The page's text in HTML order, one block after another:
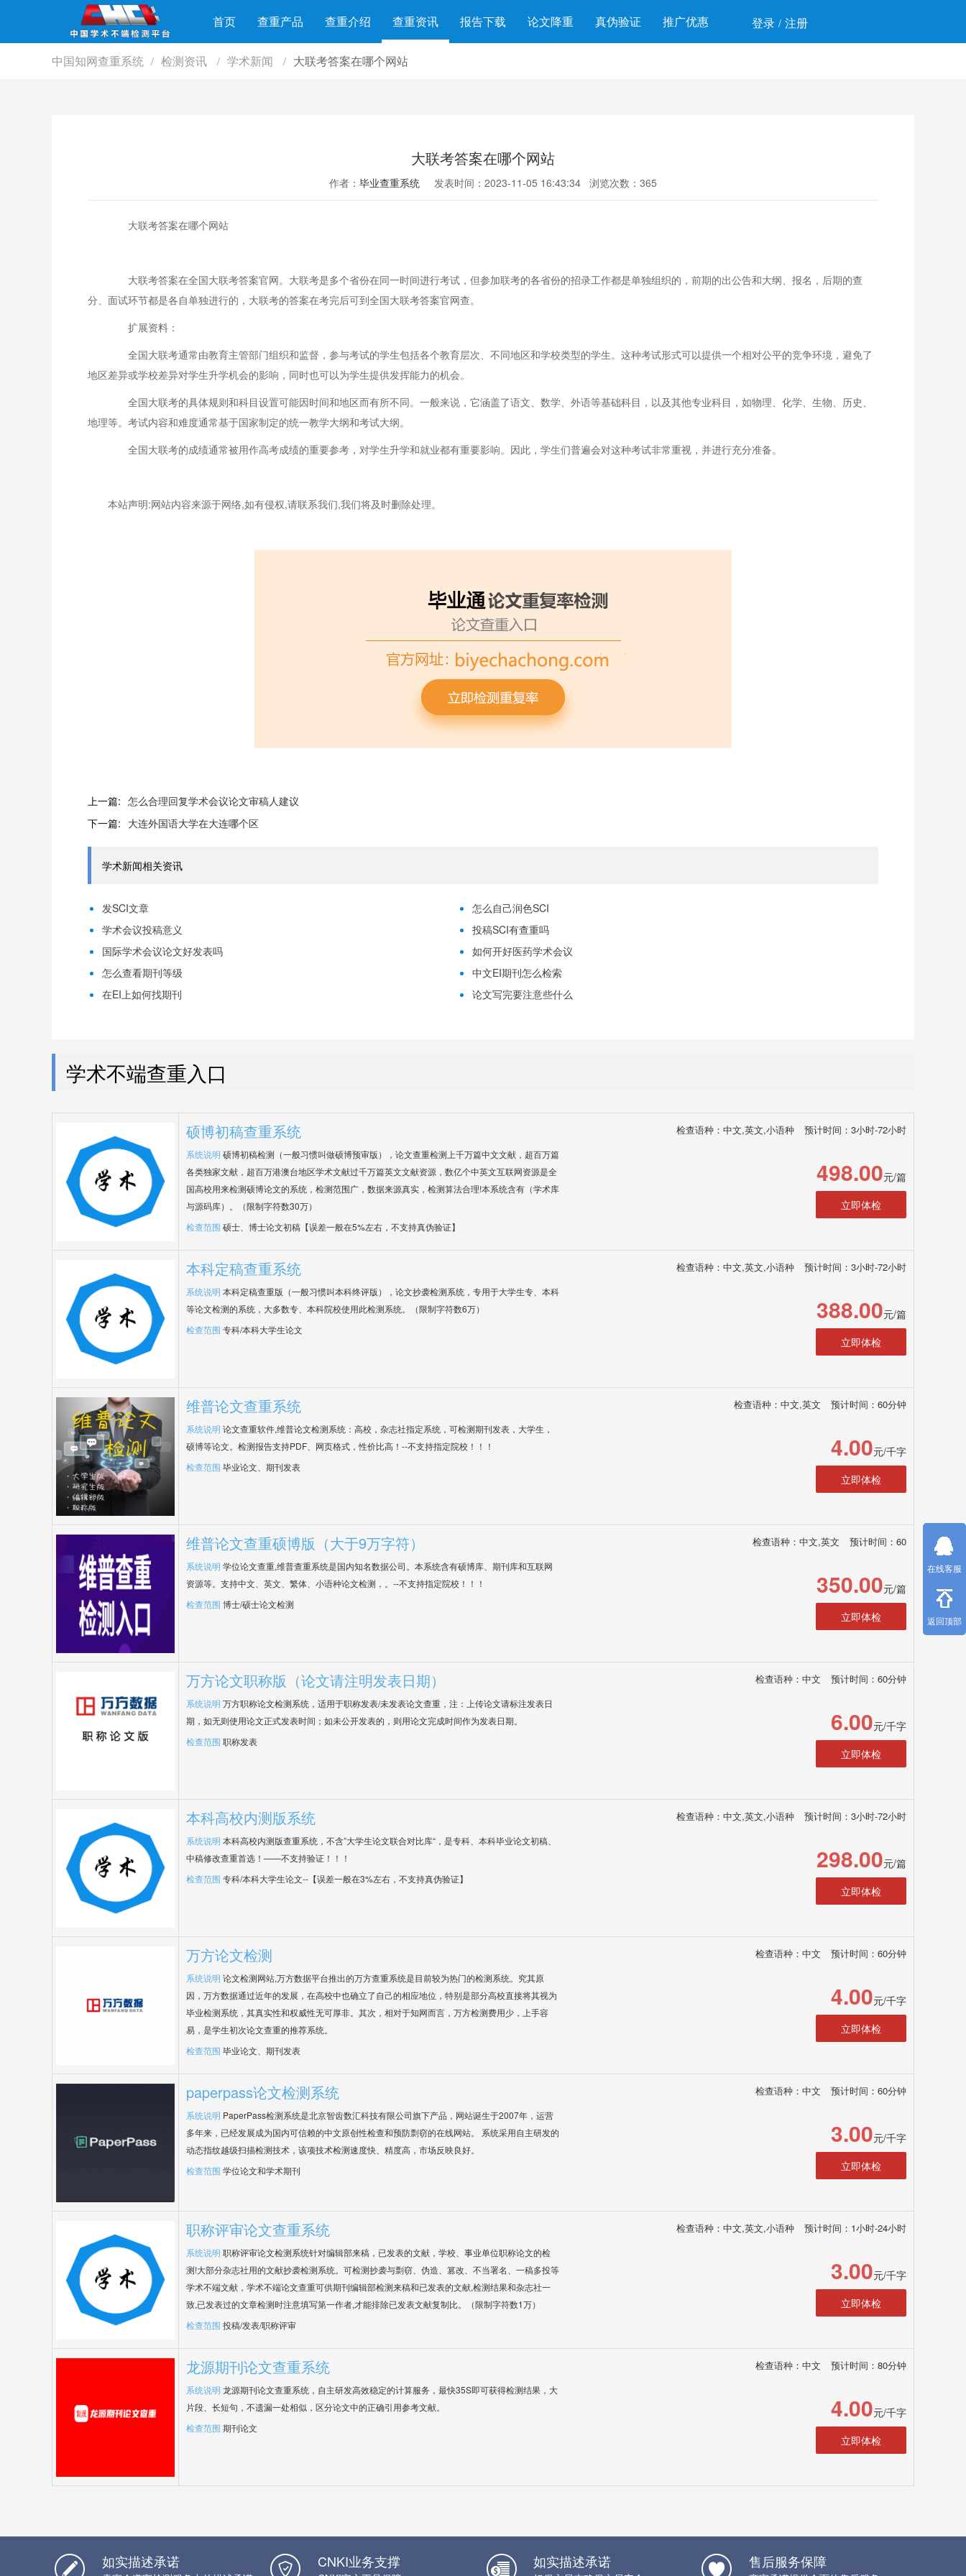
首页 查重产品 查重介绍 查重资讯 报告下载 论文降重 真伪验证 推广优惠 登录 / 注册
中国知网查重系统 / 检测资讯 / 学术新闻 / 大联考答案在哪个网站
大联考答案在哪个网站
作者： 毕业查重系统 发表时间：2023-11-05 16:43:34 浏览次数：365
大联考答案在哪个网站
大联考答案在全国大联考答案官网。大联考是多个省份在同一时间进行考试，但参加联考的各省份的招录工作都是单独组织的，前期的出公告和大纲、报名，后期的查
分、面试环节都是各自单独进行的，大联考的答案在考完后可到全国大联考答案官网查。
扩展资料：
全国大联考通常由教育主管部门组织和监督，参与考试的学生包括各个教育层次、不同地区和学校类型的学生。这种考试形式可以提供一个相对公平的竞争环境，避免了
地区差异或学校差异对学生升学机会的影响，同时也可以为学生提供发挥能力的机会。
全国大联考的具体规则和科目设置可能因时间和地区而有所不同。一般来说，它涵盖了语文、数学、外语等基础科目，以及其他专业科目，如物理、化学、生物、历史、
地理等。考试内容和难度通常基于国家制定的统一教学大纲和考试大纲。
全国大联考的成绩通常被用作高考成绩的重要参考，对学生升学和就业都有重要影响。因此，学生们普遍会对这种考试非常重视，并进行充分准备。
本站声明:网站内容来源于网络,如有侵权,请联系我们,我们将及时删除处理。
上一篇: 怎么合理回复学术会议论文审稿人建议
下一篇: 大连外国语大学在大连哪个区
学术新闻相关资讯
发SCI文章
怎么自己润色SCI
学术会议投稿意义
投稿SCI有查重吗
国际学术会议论文好发表吗
如何开好医药学术会议
怎么查看期刊等级
中文EI期刊怎么检索
在EI上如何找期刊
论文写完要注意些什么
学术不端查重入口
硕博初稿查重系统 检查语种：中文,英文,小语种 预计时间：3小时-72小时
系统说明 硕博初稿检测（一般习惯叫做硕博预审版），论文查重检测上千万篇中文文献，超百万篇
各类独家文献，超百万港澳台地区学术文献过千万篇英文文献资源，数亿个中英文互联网资源是全
国高校用来检测硕博论文的系统，检测范围广，数据来源真实，检测算法合理!本系统含有（学术库
与源码库）。（限制字符数30万）
检查范围 硕士、博士论文初稿【误差一般在5%左右，不支持真伪验证】
498.00元/篇
立即体检
本科定稿查重系统 检查语种：中文,英文,小语种 预计时间：3小时-72小时
系统说明 本科定稿查重版（一般习惯叫本科终评版），论文抄袭检测系统，专用于大学生专、本科
等论文检测的系统，大多数专、本科院校使用此检测系统。（限制字符数6万）
检查范围 专科/本科大学生论文
388.00元/篇
立即体检
维普论文查重系统 检查语种：中文,英文 预计时间：60分钟
系统说明 论文查重软件,维普论文检测系统：高校，杂志社指定系统，可检测期刊发表，大学生，
硕博等论文。检测报告支持PDF、网页格式，性价比高！--不支持指定院校！！！
检查范围 毕业论文、期刊发表
4.00元/千字
立即体检
维普论文查重硕博版（大于9万字符） 检查语种：中文,英文 预计时间：60
系统说明 学位论文查重,维普查重系统是国内知名数据公司。本系统含有硕博库、期刊库和互联网
资源等。支持中文、英文、繁体、小语种论文检测，。--不支持指定院校！！！
检查范围 博士/硕士论文检测
350.00元/篇
立即体检
万方论文职称版（论文请注明发表日期） 检查语种：中文 预计时间：60分钟
系统说明 万方职称论文检测系统，适用于职称发表/未发表论文查重，注：上传论文请标注发表日
期，如无则使用论文正式发表时间；如未公开发表的，则用论文完成时间作为发表日期。
检查范围 职称发表
6.00元/千字
立即体检
本科高校内测版系统 检查语种：中文,英文,小语种 预计时间：3小时-72小时
系统说明 本科高校内测版查重系统，不含”大学生论文联合对比库“，是专科、本科毕业论文初稿、
中稿修改查重首选！——不支持验证！！！
检查范围 专科/本科大学生论文--【误差一般在3%左右，不支持真伪验证】
298.00元/篇
立即体检
万方论文检测 检查语种：中文 预计时间：60分钟
系统说明 论文检测网站,万方数据平台推出的万方查重系统是目前较为热门的检测系统。究其原
因，万方数据通过近年的发展，在高校中也确立了自己的相应地位，特别是部分高校直接将其视为
毕业检测系统，其真实性和权威性无可厚非。其次，相对于知网而言，万方检测费用少，上手容
易，是学生初次论文查重的推荐系统。
检查范围 毕业论文、期刊发表
4.00元/千字
立即体检
paperpass论文检测系统 检查语种：中文 预计时间：60分钟
系统说明 PaperPass检测系统是北京智齿数汇科技有限公司旗下产品，网站诞生于2007年，运营
多年来，已经发展成为国内可信赖的中文原创性检查和预防剽窃的在线网站。 系统采用自主研发的
动态指纹越级扫描检测技术，该项技术检测速度快、精度高，市场反映良好。
检查范围 学位论文和学术期刊
3.00元/千字
立即体检
职称评审论文查重系统 检查语种：中文,英文,小语种 预计时间：1小时-24小时
系统说明 职称评审论文检测系统针对编辑部来稿，已发表的文献，学校、事业单位职称论文的检
测!大部分杂志社用的文献抄袭检测系统。可检测抄袭与剽窃、伪造、篡改、不当署名、一稿多投等
学术不端文献，学术不端论文查重可供期刊编辑部检测来稿和已发表的文献,检测结果和杂志社一
致,已发表过的文章检测时注意填写第一作者,才能排除已发表文献复制比。（限制字符数1万）
检查范围 投稿/发表/职称评审
3.00元/千字
立即体检
龙源期刊论文查重系统 检查语种：中文 预计时间：80分钟
系统说明 龙源期刊论文查重系统，自主研发高效稳定的计算服务，最快35S即可获得检测结果，大
片段、长短句，不遗漏一处相似，区分论文中的正确引用参考文献。
检查范围 期刊论文
4.00元/千字
立即体检
如实描述承诺 CNKI业务支撑 如实描述承诺 售后服务保障
在线客服
返回顶部